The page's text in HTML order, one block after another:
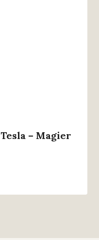
– Magier